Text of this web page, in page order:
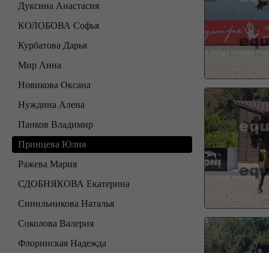
Дуксина Анастасия
КОЛОБОВА Софья
Курбатова Дарья
Мир Анна
Новикова Оксана
Нуждина Алена
Панков Владимир
Принцева Юлия
Ражева Мария
СДОБНЯКОВА Екатерина
Синильникова Наталья
Соколова Валерия
Флоринская Надежда